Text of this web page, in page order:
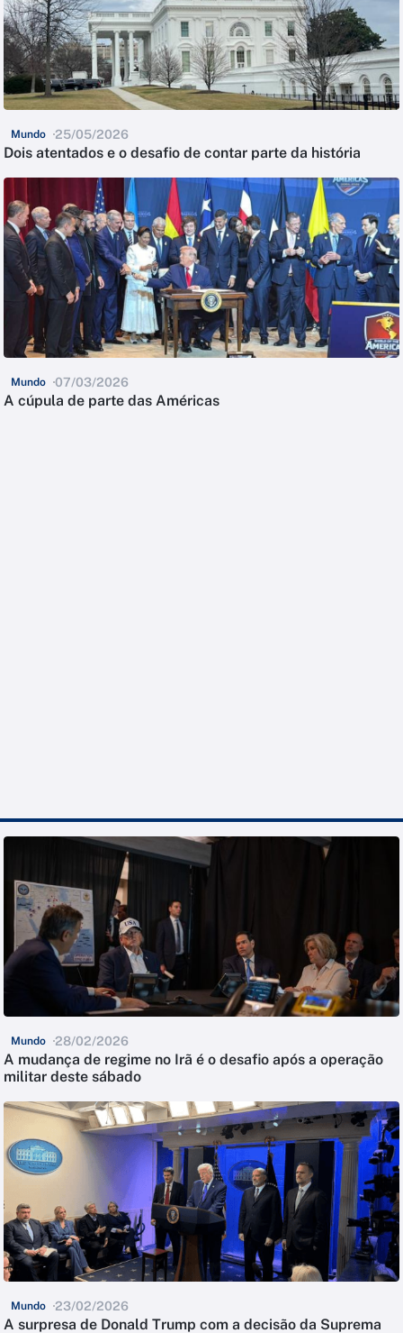
Mundo 25/05/2026
Dois atentados e o desafio de contar parte da história
Mundo 07/03/2026
A cúpula de parte das Américas
Mundo 28/02/2026
A mudança de regime no Irã é o desafio após a operação
militar deste sábado
Mundo 23/02/2026
A surpresa de Donald Trump com a decisão da Suprema